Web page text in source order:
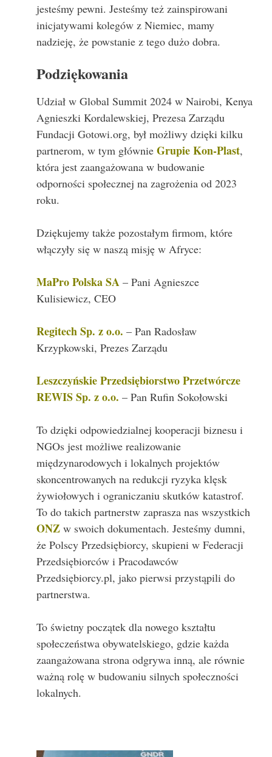
jesteśmy pewni. Jesteśmy też zainspirowani
inicjatywami kolegów z Niemiec, mamy
nadzieję, że powstanie z tego dużo dobra.
Podziękowania
Udział w Global Summit 2024 w Nairobi, Kenya
Agnieszki Kordalewskiej, Prezesa Zarządu
Fundacji Gotowi.org, był możliwy dzięki kilku
partnerom, w tym głównie Grupie Kon-Plast,
która jest zaangażowana w budowanie
odporności społecznej na zagrożenia od 2023
roku.
Dziękujemy także pozostałym firmom, które
włączyły się w naszą misję w Afryce:
MaPro Polska SA – Pani Agnieszce
Kulisiewicz, CEO
Regitech Sp. z o.o. – Pan Radosław
Krzypkowski, Prezes Zarządu
Leszczyńskie Przedsiębiorstwo Przetwórcze
REWIS Sp. z o.o. – Pan Rufin Sokołowski
To dzięki odpowiedzialnej kooperacji biznesu i
NGOs jest możliwe realizowanie
międzynarodowych i lokalnych projektów
skoncentrowanych na redukcji ryzyka klęsk
żywiołowych i ograniczaniu skutków katastrof.
To do takich partnerstw zaprasza nas wszystkich
ONZ w swoich dokumentach. Jesteśmy dumni,
że Polscy Przedsiębiorcy, skupieni w Federacji
Przedsiębiorców i Pracodawców
Przedsiębiorcy.pl, jako pierwsi przystąpili do
partnerstwa.
To świetny początek dla nowego kształtu
społeczeństwa obywatelskiego, gdzie każda
zaangażowana strona odgrywa inną, ale równie
ważną rolę w budowaniu silnych społeczności
lokalnych.